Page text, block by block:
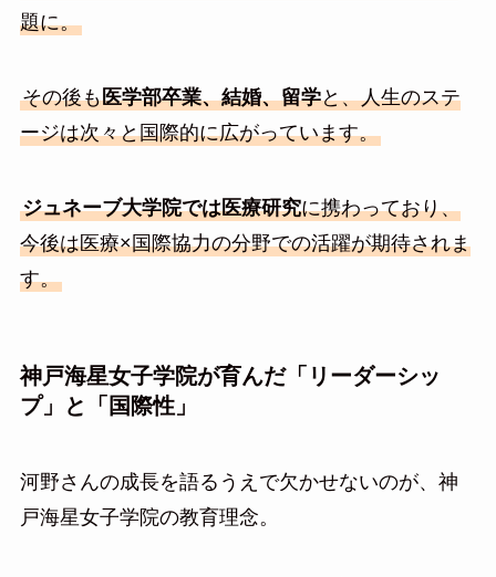
題に。
その後も医学部卒業、結婚、留学と、人生のステ
ージは次々と国際的に広がっています。
ジュネーブ大学院では医療研究に携わっており、
今後は医療×国際協力の分野での活躍が期待されま
す。
神戸海星女子学院が育んだ「リーダーシッ
プ」と「国際性」
河野さんの成長を語るうえで欠かせないのが、神
戸海星女子学院の教育理念。